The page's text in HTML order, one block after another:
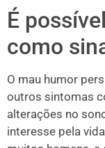
É
como
O mau humor
outros sintomas
alterações no
interesse pela